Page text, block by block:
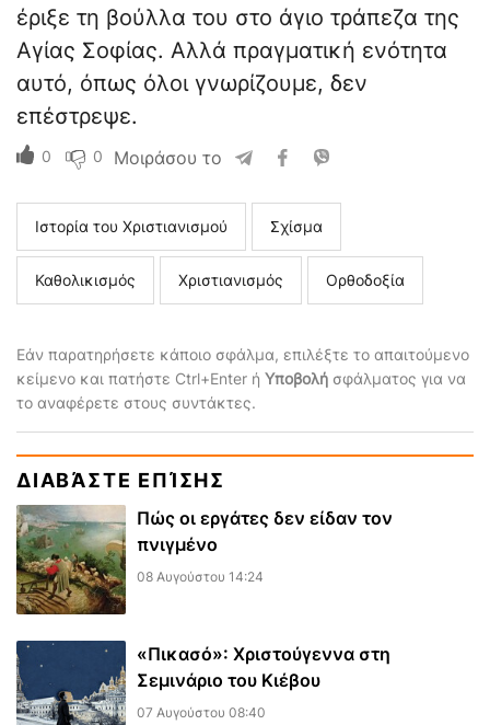
έριξε τη βούλλα του στο άγιο τράπεζα της
Αγίας Σοφίας. Αλλά πραγματική ενότητα
αυτό, όπως όλοι γνωρίζουμε, δεν
επέστρεψε.
0 0 Μοιράσου το
Ιστορία του Χριστιανισμού Σχίσμα
Καθολικισμός Χριστιανισμός Ορθοδοξία
Εάν παρατηρήσετε κάποιο σφάλμα, επιλέξτε το απαιτούμενο
κείμενο και πατήστε Ctrl+Enter ή Υποβολή σφάλματος για να
το αναφέρετε στους συντάκτες.
ΔΙΑΒΆΣΤΕ ΕΠΊΣΗΣ
Πώς οι εργάτες δεν είδαν τον
πνιγμένο
08 Αυγούστου 14:24
«Πικασό»: Χριστούγεννα στη
Σεμινάριο του Κιέβου
07 Αυγούστου 08:40